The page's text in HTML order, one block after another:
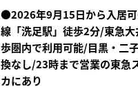
●2026年9月15日から入居
線「洗足駅」徒歩2分/東急
歩圏内で利用可能/目黒・二
換なし/23時まで営業の東急
カにあり